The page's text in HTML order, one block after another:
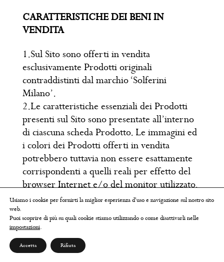
CARATTERISTICHE DEI BENI IN
VENDITA
1.Sul Sito sono offerti in vendita
esclusivamente Prodotti originali
contraddistinti dal marchio ‘Solferini
Milano’.
2.Le caratteristiche essenziali dei Prodotti
presenti sul Sito sono presentate all’interno
di ciascuna scheda Prodotto. Le immagini ed
i colori dei Prodotti offerti in vendita
potrebbero tuttavia non essere esattamente
corrispondenti a quelli reali per effetto del
browser Internet e/o del monitor utilizzato.
3.I Prodotti venduti sul Sito sono coperti da
SO.MI. Srl , ai sensi del c.d. Codice del
Consumo (artt. 128-135 d.lgs. 206/2005),
applicabile per definizione e ai sensi delle
Usiamo i cookie per fornirti la miglior esperienza d'uso e navigazione sul nostro sito
web.
Puoi scoprire di più su quali cookie stiamo utilizzando o come disattivarli nelle
impostazioni.
Accetta Rifiuta